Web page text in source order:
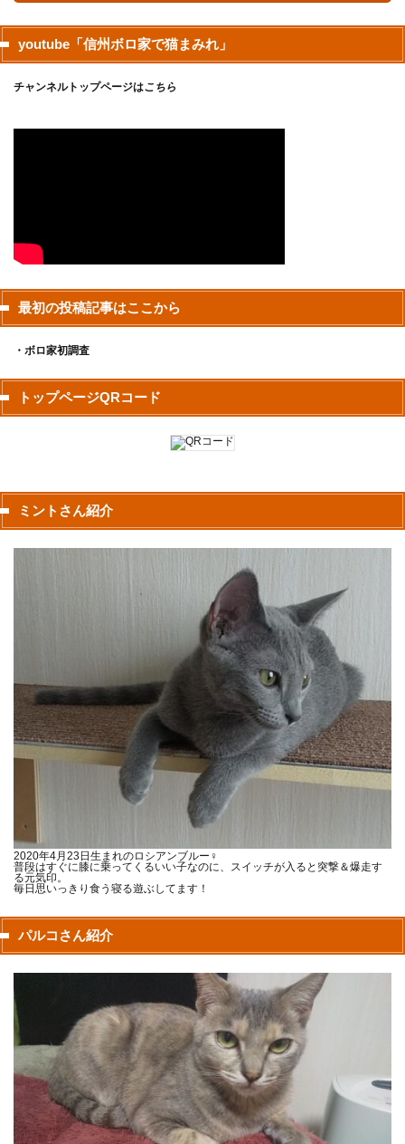
youtube「信州ボロ家で猫まみれ」
チャンネルトップページはこちら
最初の投稿記事はここから
・ボロ家初調査
トップページQRコード
ミントさん紹介
2020年4月23日生まれのロシアンブルー♀
普段はすぐに膝に乗ってくるいい子なのに、スイッチが入ると突撃＆爆走す
る元気印。
毎日思いっきり食う寝る遊ぶしてます！
パルコさん紹介